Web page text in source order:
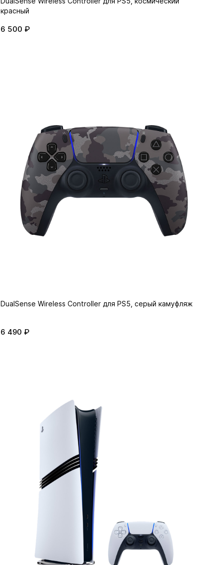
красный
6 500 ₽
DualSense Wireless Controller для PS5, серый камуфляж
6 490 ₽